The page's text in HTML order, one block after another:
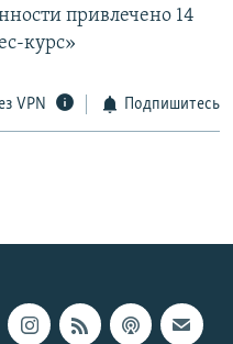
привлечено 14
курс»
VPN Подпишитесь